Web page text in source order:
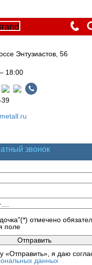
Энтузиастов, 56
18:00
39
звонок
отмечено
поле
«Отправить», я даю
данных